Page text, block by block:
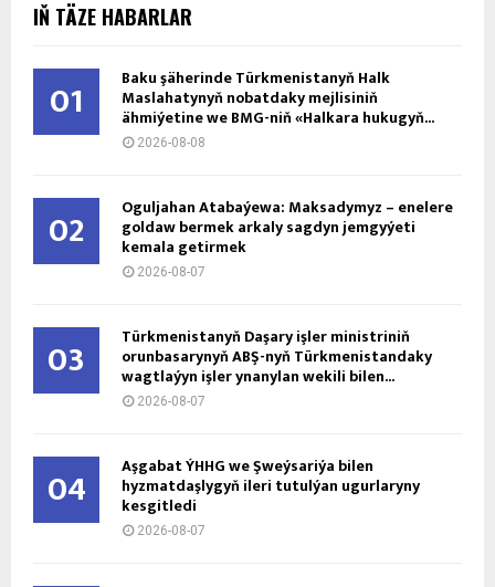
IŇ TÄZE HABARLAR
01 Baku şäherinde Türkmenistanyň Halk
Maslahatynyň nobatdaky mejlisiniň
ähmiýetine we BMG-niň «Halkara hukugyň...
2026-08-08
02 Oguljahan Atabaýewa: Maksadymyz – enelere
goldaw bermek arkaly sagdyn jemgyýeti
kemala getirmek
2026-08-07
03 Türkmenistanyň Daşary işler ministriniň
orunbasarynyň ABŞ-nyň Türkmenistandaky
wagtlaýyn işler ynanylan wekili bilen...
2026-08-07
04 Aşgabat ÝHHG we Şweýsariýa bilen
hyzmatdaşlygyň ileri tutulýan ugurlaryny
kesgitledi
2026-08-07